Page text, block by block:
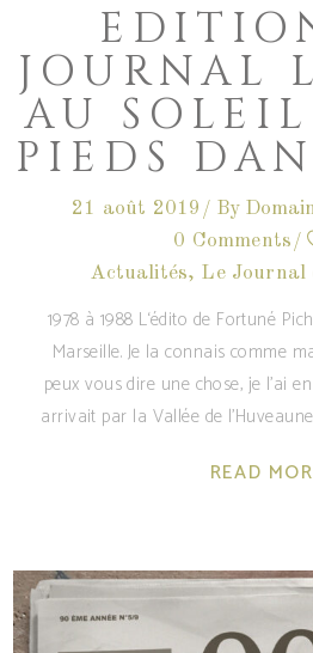
JOURNAL
AU
PIEDS
21 août 2019 By
0 Comments
Actualités, Le Journal
1978 à 1988 L‘édito de Fortuné
Marseille. Je la connais comme
peux vous dire une chose, je l’ai
arrivait par la Vallée de
READ